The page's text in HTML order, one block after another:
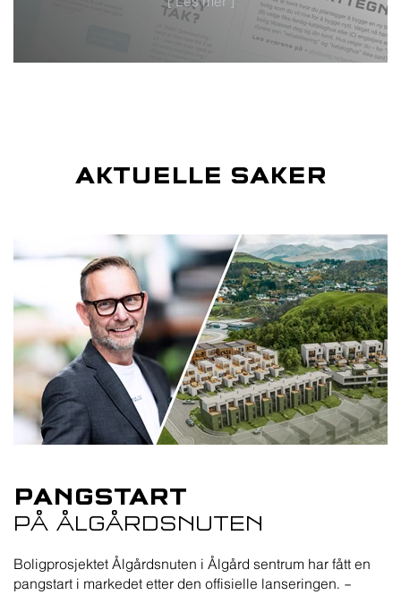
AKTUELLE SAKER
PANGSTART
PÅ ÅLGÅRDSNUTEN
Boligprosjektet Ålgårdsnuten i Ålgård sentrum har fått en
pangstart i markedet etter den offisielle lanseringen. –